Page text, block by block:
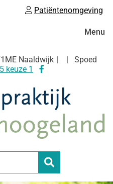
Patiëntenomgeving
Naaldwijk
Spoed
keuze 1
facebook
pagina
Zoeken
Menu